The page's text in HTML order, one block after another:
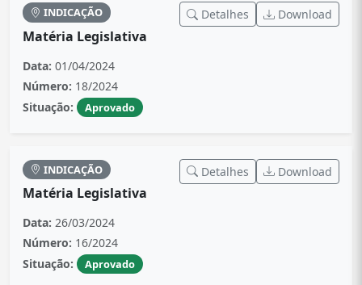
INDICAÇÃO
Matéria Legislativa
Detalhes Download
Data: 01/04/2024
Número: 18/2024
Situação:
Aprovado
INDICAÇÃO
Matéria Legislativa
Detalhes Download
Data: 26/03/2024
Número: 16/2024
Situação:
Aprovado